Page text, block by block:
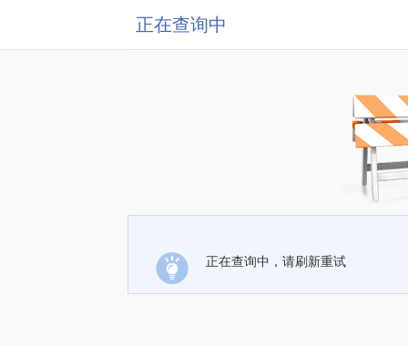
正在查询中
正在查询中，请刷新重试